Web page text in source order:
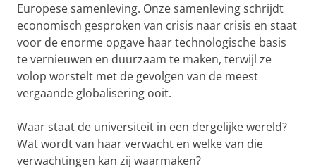
Europese samenleving. Onze samenleving schrijdt
economisch gesproken van crisis naar crisis en staat
voor de enorme opgave haar technologische basis
te vernieuwen en duurzaam te maken, terwijl ze
volop worstelt met de gevolgen van de meest
vergaande globalisering ooit.
Waar staat de universiteit in een dergelijke wereld?
Wat wordt van haar verwacht en welke van die
verwachtingen kan zij waarmaken?